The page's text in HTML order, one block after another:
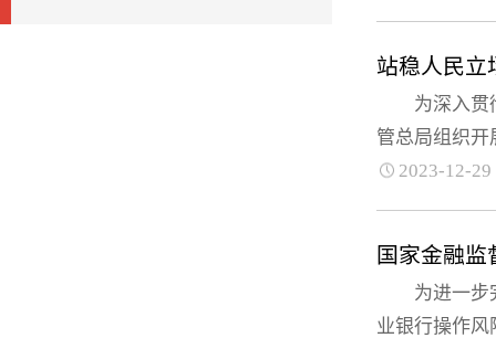
站稳人民立
为深入贯彻
管总局组织开
2023-12-29
国家金融
为进一步完
业银行操作风